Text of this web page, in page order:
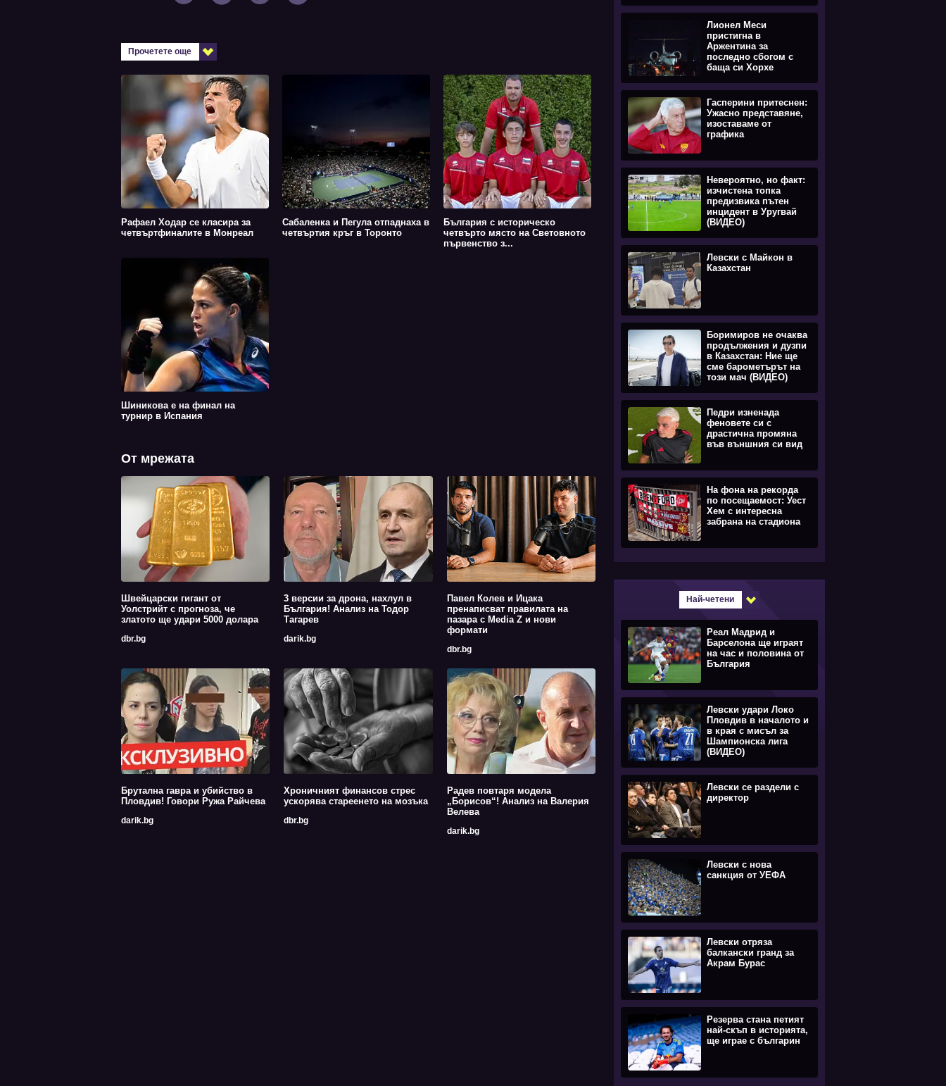
Прочетете още
Рафаел Ходар се класира за
четвъртфиналите в Монреал
Сабаленка и Пегула отпаднаха в
четвъртия кръг в Торонто
България с историческо
четвърто място на Световното
първенство з...
Шиникова е на финал на
турнир в Испания
От мрежата
Швейцарски гигант от
Уолстрийт с прогноза, че
златото ще удари 5000 долара
dbr.bg
3 версии за дрона, нахлул в
България! Анализ на Тодор
Тагарев
darik.bg
Павел Колев и Ицака
пренаписват правилата на
пазара с Media Z и нови
формати
dbr.bg
Брутална гавра и убийство в
Пловдив! Говори Ружа Райчева
darik.bg
Хроничният финансов стрес
ускорява стареенето на мозъка
dbr.bg
Радев повтаря модела
„Борисов“! Анализ на Валерия
Велева
darik.bg
Лионел Меси
пристигна в
Аржентина за
последно сбогом с
баща си Хорхе
Гасперини притеснен:
Ужасно представяне,
изоставаме от
графика
Невероятно, но факт:
изчистена топка
предизвика пътен
инцидент в Уругвай
(ВИДЕО)
Левски с Майкон в
Казахстан
Боримиров не очаква
продължения и дузпи
в Казахстан: Ние ще
сме барометърът на
този мач (ВИДЕО)
Педри изненада
феновете си с
драстична промяна
във външния си вид
На фона на рекорда
по посещаемост: Уест
Хем с интересна
забрана на стадиона
Най-четени
Реал Мадрид и
Барселона ще играят
на час и половина от
България
Левски удари Локо
Пловдив в началото и
в края с мисъл за
Шампионска лига
(ВИДЕО)
Левски се раздели с
директор
Левски с нова
санкция от УЕФА
Левски отряза
балкански гранд за
Акрам Бурас
Резерва стана петият
най-скъп в историята,
ще играе с българин